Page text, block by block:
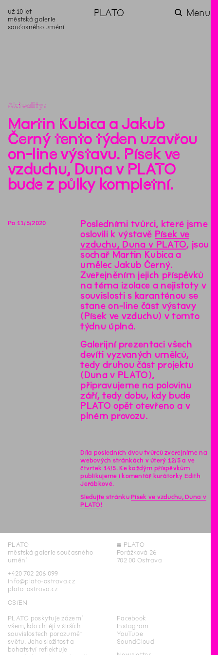
už 10 let
městská galerie
současného umění
PLATO Menu
Aktuality
Martin Kubica a Jakub
Černý tento týden uzavřou
on-line výstavu. Písek ve
vzduchu, Duna v PLATO
bude z půlky kompletní.
Po 11/5/2020
Posledními tvůrci, které jsme
oslovili k výstavě Písek ve
vzduchu, Duna v PLATO, jsou
sochař Martin Kubica a
umělec Jakub Černý.
Zveřejněním jejich příspěvků
na téma izolace a nejistoty v
souvislosti s karanténou se
stane on-line část výstavy
(Písek ve vzduchu) v tomto
týdnu úplná.
Galerijní prezentaci všech
devíti vyzvaných umělců,
tedy druhou část projektu
(Duna v PLATO),
připravujeme na polovinu
září, tedy dobu, kdy bude
PLATO opět otevřeno a v
plném provozu.
Díla posledních dvou tvůrců zveřejníme na
webových stránkách v úterý 12/5 a ve
čtvrtek 14/5. Ke každým příspěvkům
publikujeme i komentář kurátorky Edith
Jeřábkové.
Sledujte stránkuPísek ve vzduchu, Duna v
PLATO!
PLATO
městská galerie současného
umění
+420 702 206 099
info@plato-ostrava.cz
plato-ostrava.cz
CS EN
◊ PLATO
Porážková 26
702 00 Ostrava
PLATO poskytuje zázemí
všem, kdo chtějí v širších
souvislostech porozumět
světu. Jeho složitost a
bohatství reflektuje
Facebook
Instagram
YouTube
SoundCloud